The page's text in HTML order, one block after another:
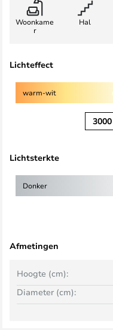
Woonkame
r
Hal
Lichteffect
warm-wit
Lichtsterkte
Donker
Afmetingen
Hoogte (cm):
Diameter (cm):